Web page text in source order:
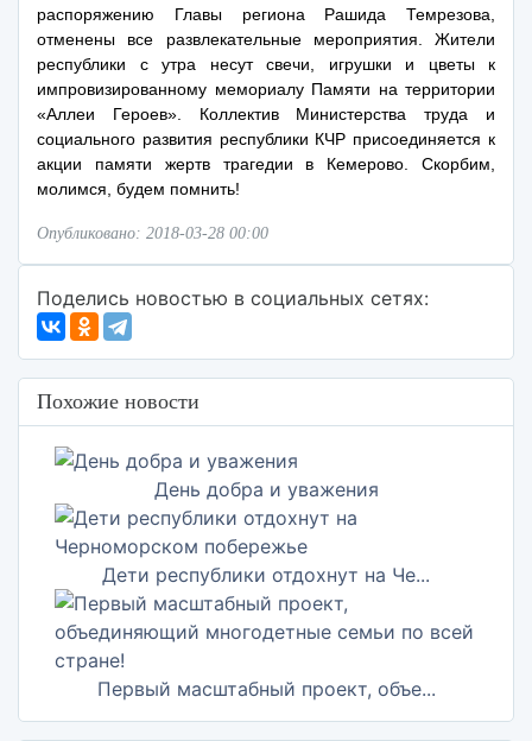
распоряжению Главы региона Рашида Темрезова,
отменены все развлекательные мероприятия. Жители
республики с утра несут свечи, игрушки и цветы к
импровизированному мемориалу Памяти на территории
«Аллеи Героев». Коллектив Министерства труда и
социального развития республики КЧР присоединяется к
акции памяти жертв трагедии в Кемерово. Скорбим,
молимся, будем помнить!
Опубликовано: 2018-03-28 00:00
Поделись новостью в социальных сетях:
Похожие новости
День добра и уважения
Дети республики отдохнут на Че...
Первый масштабный проект, объе...